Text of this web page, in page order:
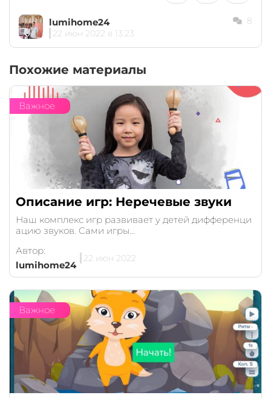
lumihome24
22 июн 2022 в 13:23
8
Похожие материалы
Важное
Описание игр: Неречевые звуки
Наш комплекс игр развивает у детей дифференци
ацию звуков. Сами игры...
Автор:
lumihome24
22 июн 2022
Важное